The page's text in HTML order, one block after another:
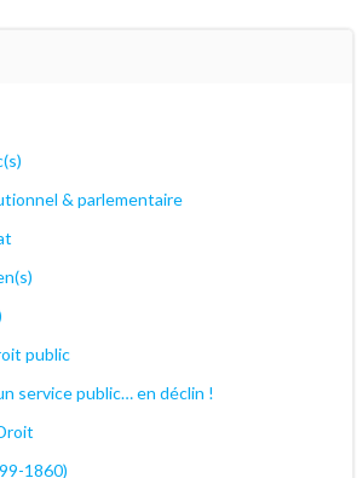
& parlementaire
public
service public… en déclin !
1860)